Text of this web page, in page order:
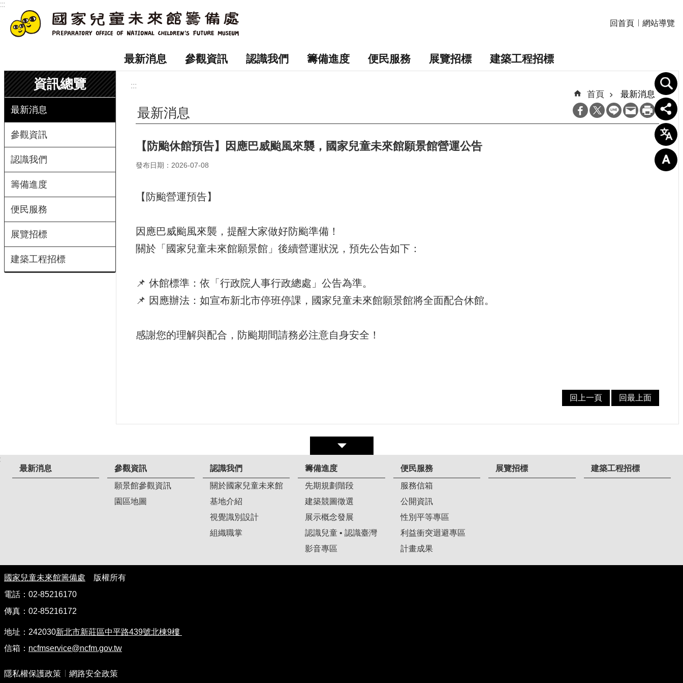
跳到主要內容區塊
回首頁 網站導覽
最新消息 參觀資訊 認識我們 籌備進度 便民服務 展覽招標 建築工程招標
資訊總覽
最新消息
參觀資訊
認識我們
籌備進度
便民服務
展覽招標
建築工程招標
:::
首頁 最新消息
最新消息
【防颱休館預告】因應巴威颱風來襲，國家兒童未來館願景館營運公告
發布日期：2026-07-08
【防颱營運預告】
因應巴威颱風來襲，提醒大家做好防颱準備！
關於「國家兒童未來館願景館」後續營運狀況，預先公告如下：
📌 休館標準：依「行政院人事行政總處」公告為準。
📌 因應辦法： 如宣布新北市停班停課，國家兒童未來館願景館將全面配合休館。
感謝您的理解與配合，防颱期間請務必注意自身安全！
回上一頁 回最上面
最新消息
參觀資訊
願景館參觀資訊
園區地圖
認識我們
關於國家兒童未來館
基地介紹
視覺識別設計
組織職掌
籌備進度
先期規劃階段
建築競圖徵選
展示概念發展
認識兒童 • 認識臺灣
影音專區
便民服務
服務信箱
公開資訊
性別平等專區
利益衝突迴避專區
計畫成果
展覽招標 建築工程招標
國家兒童未來館籌備處 版權所有
電話：02-85216170
傳真：02-85216172
地址：242030新北市新莊區中平路439號北棟9樓
信箱： ncfmservice@ncfm.gov.tw
隱私權保護政策 網路安全政策